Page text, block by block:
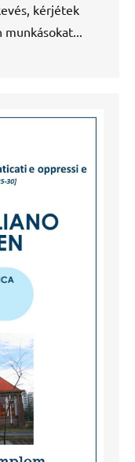
kérjétek
munkásokat...